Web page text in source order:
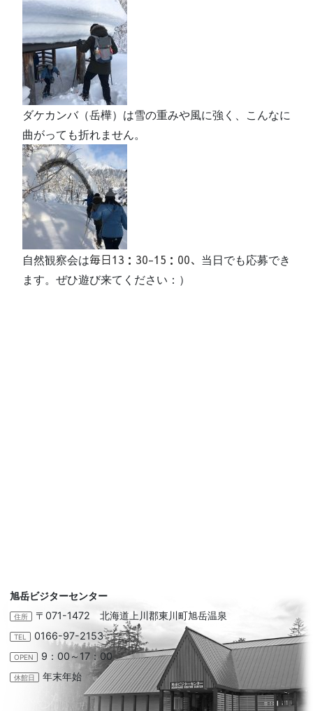
ダケカンバ（岳樺）は雪の重みや風に強く、こんなに
曲がっても折れません。
自然観察会は毎日13：30-15：00、 当日でも応募でき
ます。ぜひ遊び来てください：）
旭岳ビジターセンター
住所 〒071-1472 北海道上川郡東川町旭岳温泉
TEL 0166-97-2153
OPEN 9：00～17：00
休館日 年末年始